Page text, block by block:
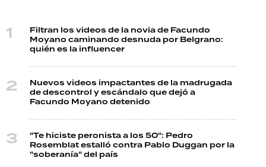
Filtran los videos de la novia de Facundo
Moyano caminando desnuda por Belgrano:
quién es la influencer
Nuevos videos impactantes de la madrugada
de descontrol y escándalo que dejó a
Facundo Moyano detenido
"Te hiciste peronista a los 50": Pedro
Rosemblat estalló contra Pablo Duggan por la
"soberanía" del país